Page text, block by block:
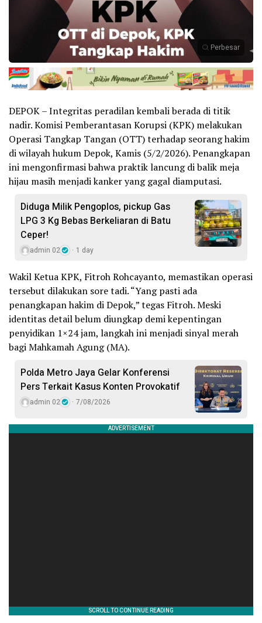
Perbesar
DEPOK – Integritas peradilan kembali berada di titik
nadir. Komisi Pemberantasan Korupsi (KPK) melakukan
Operasi Tangkap Tangan (OTT) terhadap seorang hakim
di wilayah hukum Depok, Kamis (5/2/2026). Penangkapan
ini mengonfirmasi bahwa praktik lancung di balik meja
hijau masih menjadi kanker yang gagal diamputasi.
Diduga Milik Pengoplos, pickup Gas
LPG 3 Kg Bebas Berkeliaran di Batu
Ceper!
admin 02 1 day
Wakil Ketua KPK, Fitroh Rohcayanto, memastikan operasi
tersebut dilakukan sore tadi. “Yang pasti ada
penangkapan hakim di Depok,” tegas Fitroh. Meski
identitas detail belum diungkap demi kepentingan
penyidikan 1×24 jam, langkah ini menjadi sinyal merah
bagi Mahkamah Agung (MA).
Polda Metro Jaya Gelar Konferensi
Pers Terkait Kasus Konten Provokatif
admin 02 7/08/2026